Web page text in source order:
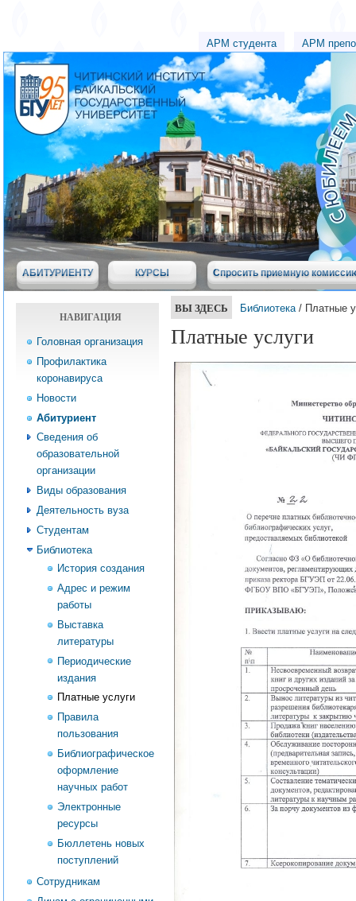
АРМ студента АРМ
АБИТУРИЕНТУ КУРСЫ Спросить приемную
НАВИГАЦИЯ
Головная организация
Профилактика
коронавируса
Новости
Абитуриент
Сведения об
образовательной
организации
Виды образования
Деятельность вуза
Студентам
Библиотека
История создания
Адрес и режим
работы
Выставка
литературы
Периодические
издания
Платные услуги
Правила
пользования
Библиографическое
оформление
научных работ
Электронные
ресурсы
Бюллетень новых
поступлений
Сотрудникам
ВЫ ЗДЕСЬ Библиотека/ Платные
Платные услуги